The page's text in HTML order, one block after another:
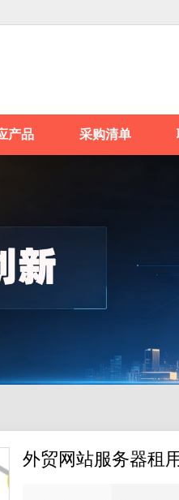
产品 采购清单
外贸网站服务器租用